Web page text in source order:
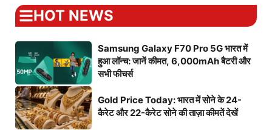
HOT NEWS
Samsung Galaxy F70 Pro 5G भारत में
हुआ लॉन्च: जानें कीमत, 6,000mAh बैटरी और
सभी फीचर्स
Gold Price Today: भारत में सोने के 24-
कैरेट और 22-कैरेट सोने की ताज़ा कीमतें देखें